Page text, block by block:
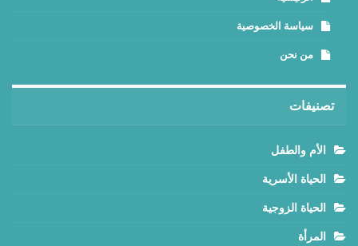
سياسة الخصوصية
من نحن
تصنيفات
الأم والطفل
الحياة الأسرية
الحياة الزوجية
المرأة